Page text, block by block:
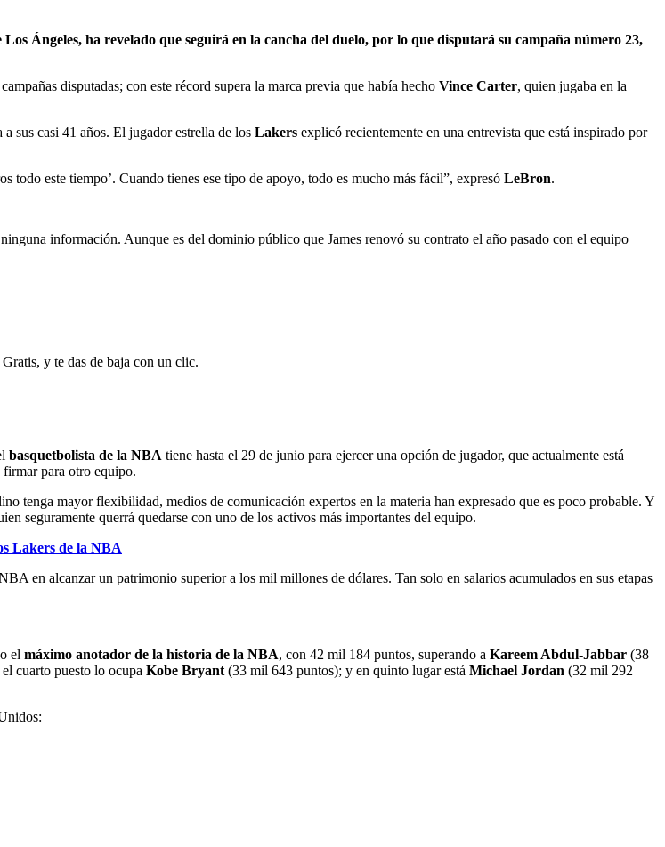
Ángeles, ha revelado que seguirá en la cancha del duelo, por lo que disputará su campaña número 23,
disputadas; con este récord supera la marca previa que había hecho Vince Carter, quien jugaba en la
sus casi 41 años. El jugador estrella de los Lakers explicó recientemente en una entrevista que está inspirado por
todo este tiempo’. Cuando tienes ese tipo de apoyo, todo es mucho más fácil”, expresó LeBron.
información. Aunque es del dominio público que James renovó su contrato el año pasado con el equipo
y te das de baja con un clic.
basquetbolista de la NBA tiene hasta el 29 de junio para ejercer una opción de jugador, que actualmente está
para otro equipo.
tenga mayor flexibilidad, medios de comunicación expertos en la materia han expresado que es poco probable. Y
seguramente querrá quedarse con uno de los activos más importantes del equipo.
Lakers de la NBA
en alcanzar un patrimonio superior a los mil millones de dólares. Tan solo en salarios acumulados en sus etapas
el máximo anotador de la historia de la NBA, con 42 mil 184 puntos, superando a Kareem Abdul-Jabbar (38
cuarto puesto lo ocupa Kobe Bryant (33 mil 643 puntos); y en quinto lugar está Michael Jordan (32 mil 292